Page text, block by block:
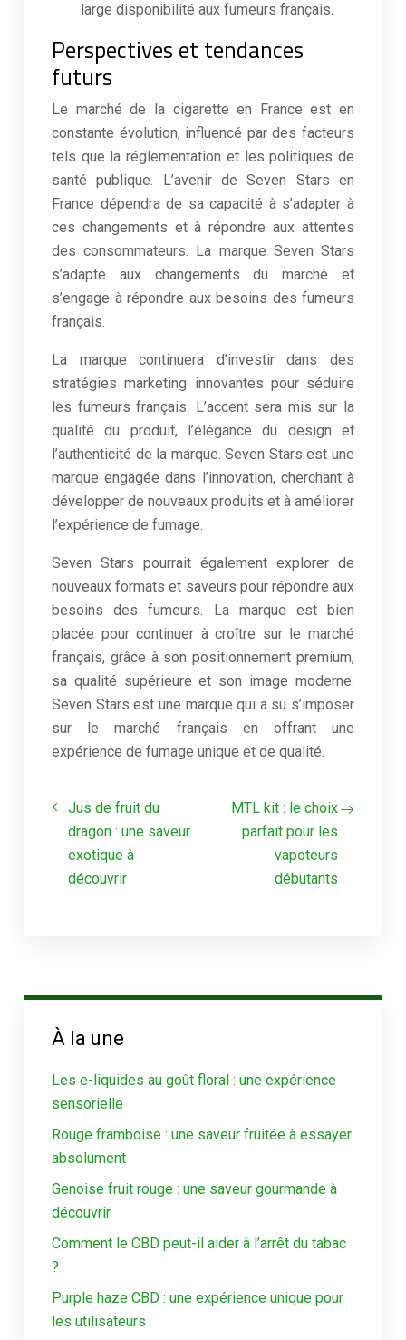
large disponibilité aux fumeurs français.
Perspectives et tendances
futurs
Le marché de la cigarette en France est en
constante évolution, influencé par des facteurs
tels que la réglementation et les politiques de
santé publique. L’avenir de Seven Stars en
France dépendra de sa capacité à s’adapter à
ces changements et à répondre aux attentes
des consommateurs. La marque Seven Stars
s’adapte aux changements du marché et
s’engage à répondre aux besoins des fumeurs
français.
La marque continuera d’investir dans des
stratégies marketing innovantes pour séduire
les fumeurs français. L’accent sera mis sur la
qualité du produit, l’élégance du design et
l’authenticité de la marque. Seven Stars est une
marque engagée dans l’innovation, cherchant à
développer de nouveaux produits et à améliorer
l’expérience de fumage.
Seven Stars pourrait également explorer de
nouveaux formats et saveurs pour répondre aux
besoins des fumeurs. La marque est bien
placée pour continuer à croître sur le marché
français, grâce à son positionnement premium,
sa qualité supérieure et son image moderne.
Seven Stars est une marque qui a su s’imposer
sur le marché français en offrant une
expérience de fumage unique et de qualité.
Jus de fruit du
dragon : une saveur
exotique à
découvrir
MTL kit : le choix
parfait pour les
vapoteurs
débutants
À la une
Les e-liquides au goût floral : une expérience
sensorielle
Rouge framboise : une saveur fruitée à essayer
absolument
Genoise fruit rouge : une saveur gourmande à
découvrir
Comment le CBD peut-il aider à l’arrêt du tabac
?
Purple haze CBD : une expérience unique pour
les utilisateurs